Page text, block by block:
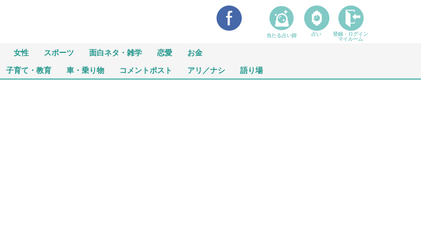
女性 スポーツ 面白ネタ・雑学 恋愛 お金
子育て・教育 車・乗り物 コメントポスト アリ／ナシ 語り場
当たる占い師 占い
登録・ログイン
マイルーム